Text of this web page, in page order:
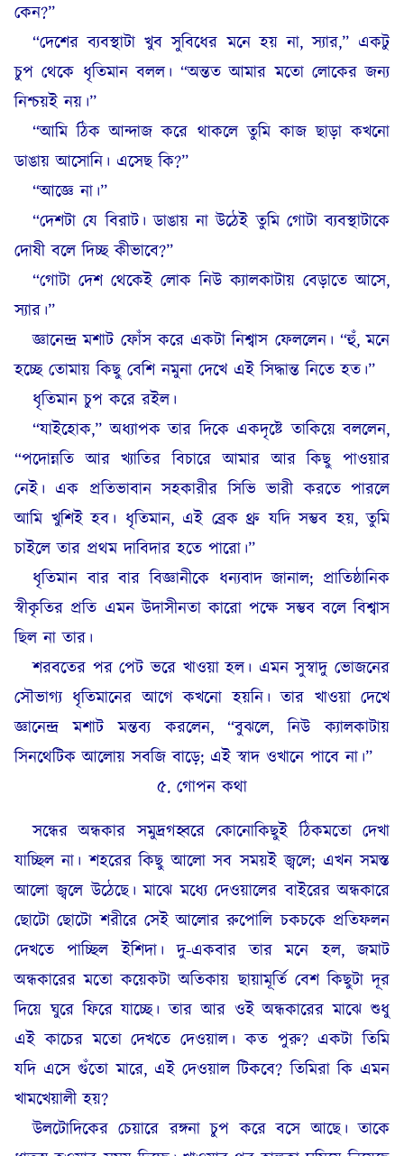
কেন?”
“দেশের ব্যবস্থাটা খুব সুবিধের মনে হয় না, স্যার,” একটু
চুপ থেকে ধৃতিমান বলল। “অন্তত আমার মতো লোকের জন্য
নিশ্চয়ই নয়।”
“আমি ঠিক আন্দাজ করে থাকলে তুমি কাজ ছাড়া কখনো
ডাঙায় আসোনি। এসেছ কি?”
“আজ্ঞে না।”
“দেশটা যে বিরাট। ডাঙায় না উঠেই তুমি গোটা ব্যবস্থাটাকে
দোষী বলে দিচ্ছ কীভাবে?”
“গোটা দেশ থেকেই লোক নিউ ক্যালকাটায় বেড়াতে আসে,
স্যার।”
জ্ঞানেন্দ্র মশাট ফোঁস করে একটা নিশ্বাস ফেললেন। “হুঁ, মনে
হচ্ছে তোমায় কিছু বেশি নমুনা দেখে এই সিদ্ধান্ত নিতে হত।”
ধৃতিমান চুপ করে রইল।
“যাইহোক,” অধ্যাপক তার দিকে একদৃষ্টে তাকিয়ে বললেন,
“পদোন্নতি আর খ্যাতির বিচারে আমার আর কিছু পাওয়ার
নেই। এক প্রতিভাবান সহকারীর সিভি ভারী করতে পারলে
আমি খুশিই হব। ধৃতিমান, এই ব্রেক থ্রু যদি সম্ভব হয়, তুমি
চাইলে তার প্রথম দাবিদার হতে পারো।”
ধৃতিমান বার বার বিজ্ঞানীকে ধন্যবাদ জানাল; প্রাতিষ্ঠানিক
স্বীকৃতির প্রতি এমন উদাসীনতা কারো পক্ষে সম্ভব বলে বিশ্বাস
ছিল না তার।
শরবতের পর পেট ভরে খাওয়া হল। এমন সুস্বাদু ভোজনের
সৌভাগ্য ধৃতিমানের আগে কখনো হয়নি। তার খাওয়া দেখে
জ্ঞানেন্দ্র মশাট মন্তব্য করলেন, “বুঝলে, নিউ ক্যালকাটায়
সিনথেটিক আলোয় সবজি বাড়ে; এই স্বাদ ওখানে পাবে না।”
৫. গোপন কথা
সন্ধের অন্ধকার সমুদ্রগহ্বরে কোনোকিছুই ঠিকমতো দেখা
যাচ্ছিল না। শহরের কিছু আলো সব সময়ই জ্বলে; এখন সমস্ত
আলো জ্বলে উঠেছে। মাঝে মধ্যে দেওয়ালের বাইরের অন্ধকারে
ছোটো ছোটো শরীরে সেই আলোর রুপোলি চকচকে প্রতিফলন
দেখতে পাচ্ছিল ইশিদা। দু-একবার তার মনে হল, জমাট
অন্ধকারের মতো কয়েকটা অতিকায় ছায়ামূর্তি বেশ কিছুটা দূর
দিয়ে ঘুরে ফিরে যাচ্ছে। তার আর ওই অন্ধকারের মাঝে শুধু
এই কাচের মতো দেখতে দেওয়াল। কত পুরু? একটা তিমি
যদি এসে গুঁতো মারে, এই দেওয়াল টিকবে? তিমিরা কি এমন
খামখেয়ালী হয়?
উলটোদিকের চেয়ারে রঙ্গনা চুপ করে বসে আছে। তাকে